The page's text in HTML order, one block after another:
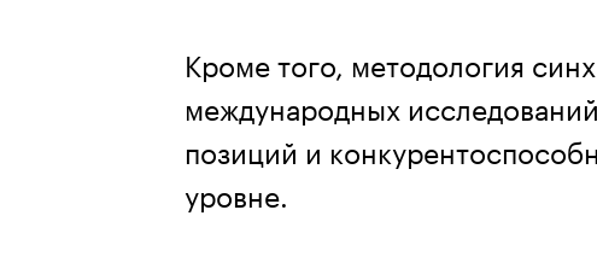
Кроме того, методология
международных
позиций и
уровне.